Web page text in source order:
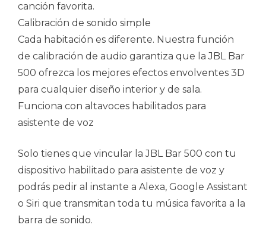
canción favorita.
Calibración de sonido simple
Cada habitación es diferente. Nuestra función
de calibración de audio garantiza que la JBL Bar
500 ofrezca los mejores efectos envolventes 3D
para cualquier diseño interior y de sala.
Funciona con altavoces habilitados para
asistente de voz
Solo tienes que vincular la JBL Bar 500 con tu
dispositivo habilitado para asistente de voz y
podrás pedir al instante a Alexa, Google Assistant
o Siri que transmitan toda tu música favorita a la
barra de sonido.